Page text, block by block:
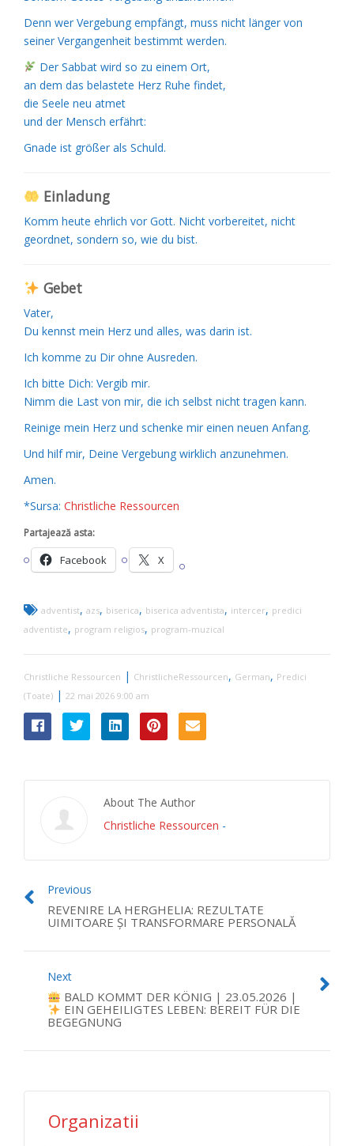
Denn wer Vergebung empfängt, muss nicht länger von
seiner Vergangenheit bestimmt werden.
Der Sabbat wird so zu einem Ort,
an dem das belastete Herz Ruhe findet,
die Seele neu atmet
und der Mensch erfährt:
Gnade ist größer als Schuld.
Einladung
Komm heute ehrlich vor Gott. Nicht vorbereitet, nicht
geordnet, sondern so, wie du bist.
Gebet
Vater,
Du kennst mein Herz und alles, was darin ist.
Ich komme zu Dir ohne Ausreden.
Ich bitte Dich: Vergib mir.
Nimm die Last von mir, die ich selbst nicht tragen kann.
Reinige mein Herz und schenke mir einen neuen Anfang.
Und hilf mir, Deine Vergebung wirklich anzunehmen.
Amen.
*Sursa: Christliche Ressourcen
Partajează asta:
Facebook X
adventist, azs, biserica, biserica adventista, intercer, predici
adventiste, program religios, program-muzical
Christliche Ressourcen | ChristlicheRessourcen, German, Predici
(Toate) | 22 mai 2026 9:00 am
About The Author
Christliche Ressourcen -
Previous
REVENIRE LA HERGHELIA: REZULTATE
UIMITOARE ȘI TRANSFORMARE PERSONALĂ
Next
BALD KOMMT DER KÖNIG | 23.05.2026 |
EIN GEHEILIGTES LEBEN: BEREIT FÜR DIE
BEGEGNUNG
Organizatii